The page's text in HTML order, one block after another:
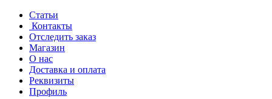
Перейти
навигации
Перейти
содержанию
Статьи
Контакты
Отследить заказ
Магазин
О нас
Доставка и оплата
Реквизиты
Профиль